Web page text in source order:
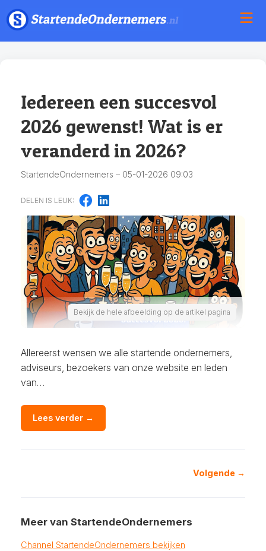
Iedereen een succesvol
2026 gewenst! Wat is er
veranderd in 2026?
StartendeOndernemers – 05-01-2026 09:03
DELEN IS LEUK:
Bekijk de hele afbeelding op de artikel pagina
Allereerst wensen we alle startende ondernemers,
adviseurs, bezoekers van onze website en leden
van…
Lees verder →
Volgende →
Meer van StartendeOndernemers
Channel StartendeOndernemers bekijken